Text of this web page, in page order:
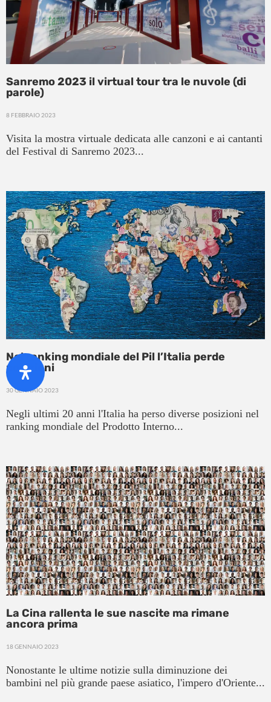
Sanremo 2023 il virtual tour tra le nuvole (di
parole)
8 FEBBRAIO 2023
Visita la mostra virtuale dedicata alle canzoni e ai cantanti
del Festival di Sanremo 2023...
Nel ranking mondiale del Pil l’Italia perde
posizioni
30 GENNAIO 2023
Negli ultimi 20 anni l'Italia ha perso diverse posizioni nel
ranking mondiale del Prodotto Interno...
La Cina rallenta le sue nascite ma rimane
ancora prima
18 GENNAIO 2023
Nonostante le ultime notizie sulla diminuzione dei
bambini nel più grande paese asiatico, l'impero d'Oriente...